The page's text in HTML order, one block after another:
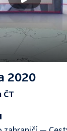
2020
ČT